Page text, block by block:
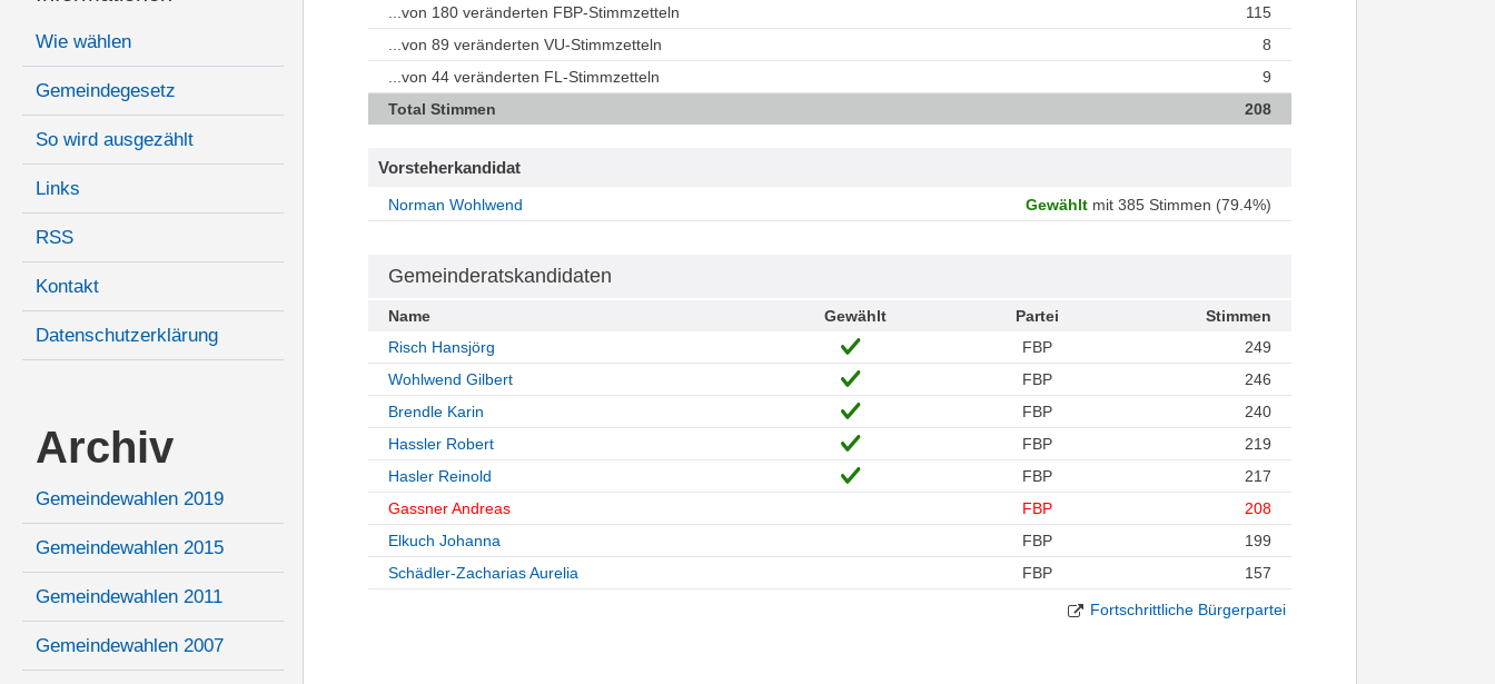
Wie wählen
Gemeindegesetz
So wird ausgezählt
Links
RSS
Kontakt
Datenschutzerklärung
Archiv
Gemeindewahlen 2019
Gemeindewahlen 2015
Gemeindewahlen 2011
Gemeindewahlen 2007
...von 180 veränderten FBP-Stimmzetteln
115
...von 89 veränderten VU-Stimmzetteln
8
...von 44 veränderten FL-Stimmzetteln
9
Total Stimmen
208
Vorsteherkandidat
Norman Wohlwend Gewähltmit 385 Stimmen (79.4%)
Gemeinderatskandidaten
Name Gewählt Partei
Stimmen
Risch Hansjörg
FBP
249
Wohlwend Gilbert
FBP
246
Brendle Karin
FBP
240
Hassler Robert
FBP
219
Hasler Reinold
FBP
217
Gassner Andreas
FBP
208
Elkuch Johanna
FBP
199
Schädler-Zacharias Aurelia
FBP 157
Fortschrittliche Bürgerpartei